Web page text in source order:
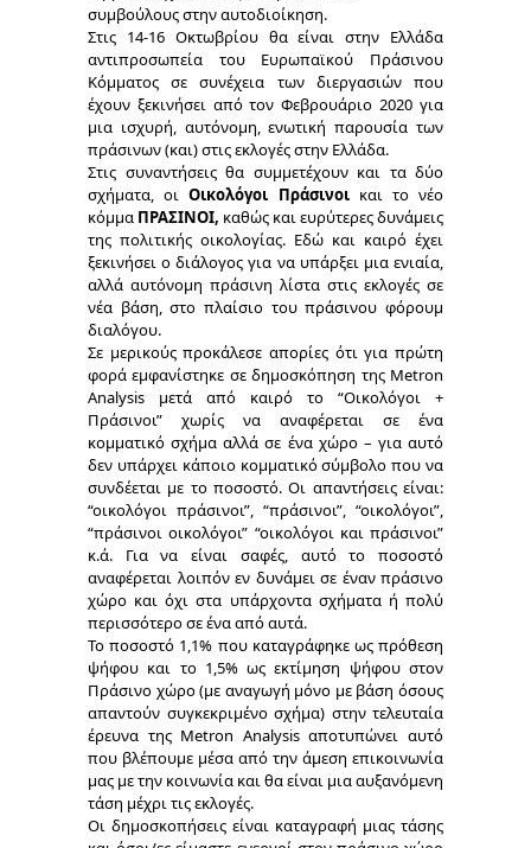
συμβούλους στην αυτοδιοίκηση.
Στις 14-16 Οκτωβρίου θα είναι στην Ελλάδα
αντιπροσωπεία του Ευρωπαϊκού Πράσινου
Κόμματος σε συνέχεια των διεργασιών που
έχουν ξεκινήσει από τον Φεβρουάριο 2020 για
μια ισχυρή, αυτόνομη, ενωτική παρουσία των
πράσινων (και) στις εκλογές στην Ελλάδα.
Στις συναντήσεις θα συμμετέχουν και τα δύο
σχήματα, οιΟικολόγοι Πράσινοικαι το νέο
κόμμα ΠΡΑΣΙΝΟΙ, καθώς και ευρύτερες δυνάμεις
της πολιτικής οικολογίας. Εδώ και καιρό έχει
ξεκινήσει ο διάλογος για να υπάρξει μια ενιαία,
αλλά αυτόνομη πράσινη λίστα στις εκλογές σε
νέα βάση, στο πλαίσιο του πράσινου φόρουμ
διαλόγου.
Σε μερικούς προκάλεσε απορίες ότι για πρώτη
φορά εμφανίστηκε σε δημοσκόπηση της Μetron
Analysis μετά από καιρό το “Οικολόγοι +
Πράσινοι” χωρίς να αναφέρεται σε ένα
κομματικό σχήμα αλλά σε ένα χώρο – για αυτό
δεν υπάρχει κάποιο κομματικό σύμβολο που να
συνδέεται με το ποσοστό. Οι απαντήσεις είναι:
“οικολόγοι πράσινοι”, “πράσινοι”, “οικολόγοι”,
“πράσινοι οικολόγοι” “οικολόγοι και πράσινοι”
κ.ά. Για να είναι σαφές, αυτό το ποσοστό
αναφέρεται λοιπόν εν δυνάμει σε έναν πράσινο
χώρο και όχι στα υπάρχοντα σχήματα ή πολύ
περισσότερο σε ένα από αυτά.
Το ποσοστό 1,1% που καταγράφηκε ως πρόθεση
ψήφου και το 1,5% ως εκτίμηση ψήφου στον
Πράσινο χώρο (με αναγωγή μόνο με βάση όσους
απαντούν συγκεκριμένο σχήμα) στην τελευταία
έρευνα της Metron Analysis αποτυπώνει αυτό
που βλέπουμε μέσα από την άμεση επικοινωνία
μας με την κοινωνία και θα είναι μια αυξανόμενη
τάση μέχρι τις εκλογές.
Οι δημοσκοπήσεις είναι καταγραφή μιας τάσης